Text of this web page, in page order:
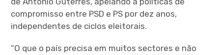
compromisso entre PSD e PS por dez anos,
independentes de ciclos eleitorais.
“O que o país precisa em muitos sectores e não